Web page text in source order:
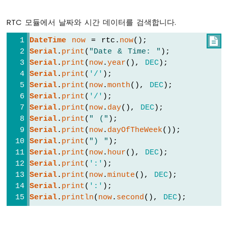
스
ESP8266
ESP8266
ESP8266
-
RTC 모듈에서 날짜와 시간 데이터를 검색합니다.

DateTime now = rtc. now();
Serial. print( "Date & Time: " );
Serial. print( now.year(), DEC);
Serial. print( '/' );
Serial. print( now.month(), DEC);
Serial. print( '/' );
Serial. print( now. day(), DEC);
Serial. print( " (" );
Serial. print( now. dayOfTheWeek());
Serial. print( ") " );
Serial. print( now. hour(), DEC);
Serial. print( ':' );
Serial. print( now.minute(), DEC);
Serial. print( ':' );
Serial. println( now. second(), DEC);